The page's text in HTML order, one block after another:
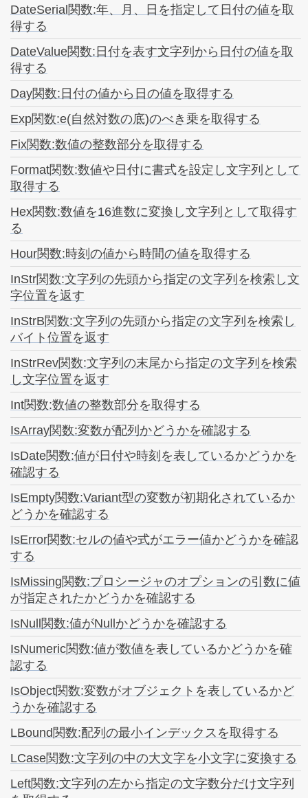
DateSerial関数:年、月、日を指定して日付の値を取
得する
DateValue関数:日付を表す文字列から日付の値を取
得する
Day関数:日付の値から日の値を取得する
Exp関数:e(自然対数の底)のべき乗を取得する
Fix関数:数値の整数部分を取得する
Format関数:数値や日付に書式を設定し文字列として
取得する
Hex関数:数値を16進数に変換し文字列として取得す
る
Hour関数:時刻の値から時間の値を取得する
InStr関数:文字列の先頭から指定の文字列を検索し文
字位置を返す
InStrB関数:文字列の先頭から指定の文字列を検索し
バイト位置を返す
InStrRev関数:文字列の末尾から指定の文字列を検索
し文字位置を返す
Int関数:数値の整数部分を取得する
IsArray関数:変数が配列かどうかを確認する
IsDate関数:値が日付や時刻を表しているかどうかを
確認する
IsEmpty関数:Variant型の変数が初期化されているか
どうかを確認する
IsError関数:セルの値や式がエラー値かどうかを確認
する
IsMissing関数:プロシージャのオプションの引数に値
が指定されたかどうかを確認する
IsNull関数:値がNullかどうかを確認する
IsNumeric関数:値が数値を表しているかどうかを確
認する
IsObject関数:変数がオブジェクトを表しているかど
うかを確認する
LBound関数:配列の最小インデックスを取得する
LCase関数:文字列の中の大文字を小文字に変換する
Left関数:文字列の左から指定の文字数分だけ文字列